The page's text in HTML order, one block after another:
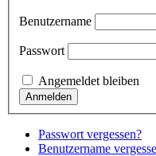
Benutzername
Passwort
Angemeldet bleiben
Passwort vergessen?
Benutzername